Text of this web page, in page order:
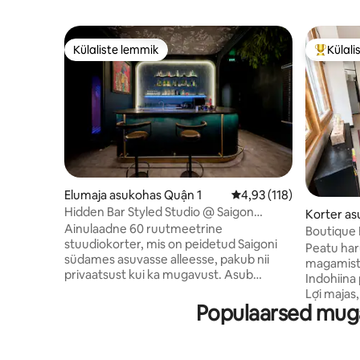
Külaliste lemmik
Külaliste lemmik
Elumaja asukohas Quận 1 Keskmine hinnang
4,93 (118)
Hidden Bar Styled Studio @ Saigon
Alleyway
Ainulaadne 60 ruutmeetrine
stuudiokorter, mis on peidetud Saigoni
südames asuvasse alleesse, pakub nii
privaatsust kui ka mugavust. Asub
BeanThere Café kohviku kohal esimesel
korrusel, sobib ideaalselt külalistele, kes
Korter
Boutique
kesklinna
Peatu
Indohiina
Lợi
vastas.
Populaarsed